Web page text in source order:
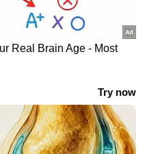
പത്തനാപുരത്ത്
മാസങ്ങളായി നാട്ടുകാരെ
ഭീതിയിലാഴ്ത്തിയ പുലി